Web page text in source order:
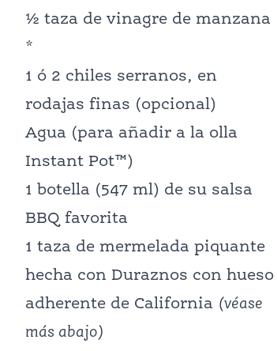
½ taza de vinagre de manzana
*
1 ó 2 chiles serranos, en
rodajas finas (opcional)
Agua (para añadir a la olla
Instant Pot™)
1 botella (547 ml) de su salsa
BBQ favorita
1 taza de mermelada piquante
hecha con Duraznos con hueso
adherente de California (véase
más abajo)